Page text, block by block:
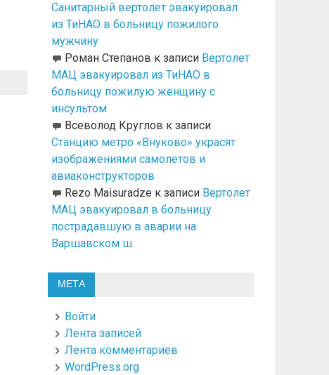
Санитарный вертолет эвакуировал
из ТиНАО в больницу пожилого
мужчину
Роман Степанов к записи Вертолет
МАЦ эвакуировал из ТиНАО в
больницу пожилую женщину с
инсультом
Всеволод Круглов к записи
Станцию метро «Внуково» украсят
изображениями самолетов и
авиаконструкторов
Rezo Maisuradze к записи Вертолет
МАЦ эвакуировал в больницу
пострадавшую в аварии на
Варшавском ш.
МЕТА
Войти
Лента записей
Лента комментариев
WordPress.org